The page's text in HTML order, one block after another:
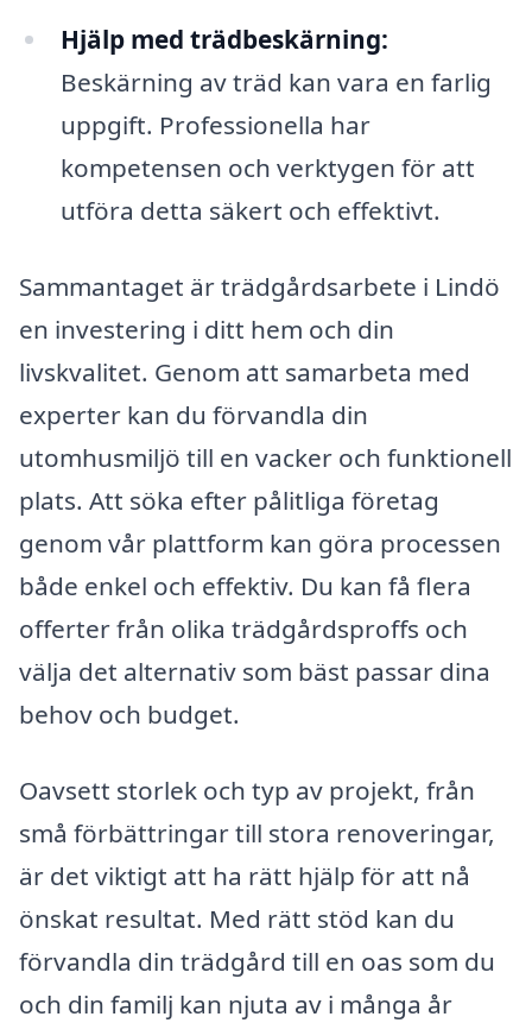
Hjälp med trädbeskärning:
Beskärning av träd kan vara en farlig
uppgift. Professionella har
kompetensen och verktygen för att
utföra detta säkert och effektivt.
Sammantaget är trädgårdsarbete i Lindö
en investering i ditt hem och din
livskvalitet. Genom att samarbeta med
experter kan du förvandla din
utomhusmiljö till en vacker och funktionell
plats. Att söka efter pålitliga företag
genom vår plattform kan göra processen
både enkel och effektiv. Du kan få flera
offerter från olika trädgårdsproffs och
välja det alternativ som bäst passar dina
behov och budget.
Oavsett storlek och typ av projekt, från
små förbättringar till stora renoveringar,
är det viktigt att ha rätt hjälp för att nå
önskat resultat. Med rätt stöd kan du
förvandla din trädgård till en oas som du
och din familj kan njuta av i många år